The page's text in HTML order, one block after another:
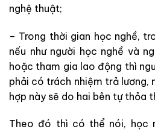
nghệ thuật;
– Trong thời gian học nghề,
nếu như người học nghề và
hoặc tham gia lao động thì
phải có trách nhiệm trả lương,
hợp này sẽ do hai bên tự thỏa
Theo đó thì có thể nói, học